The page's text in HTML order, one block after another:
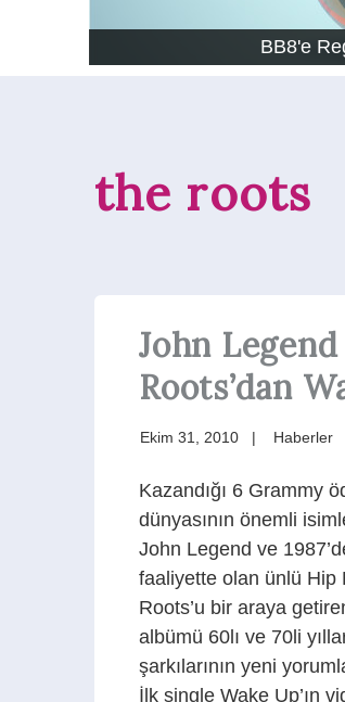
BB8'e
the roots
John
Roots’dan
Ekim 31, 2010 Haberler
Kazandığı 6 Grammy
dünyasının önemli
John Legend ve
faaliyette olan ünlü Hip
Roots’u bir araya
albümü 60lı ve 70li
şarkılarının yeni
İlk single Wake Up’ın